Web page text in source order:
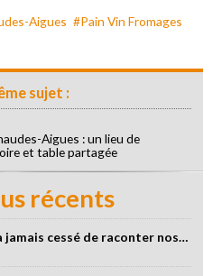
Aigues #Pain Vin Fromages
sujet :
Aigues : un lieu de
et table partagée
récents
jamais cessé de raconter nos…